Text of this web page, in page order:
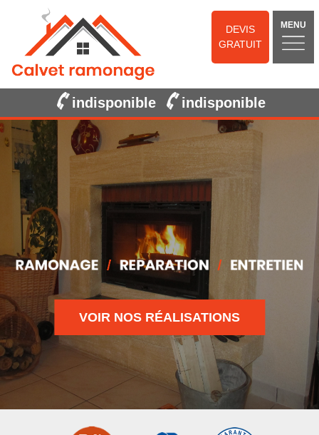
DEVIS
GRATUIT
MENU
indisponible indisponible
VOIR NOS RÉALISATIONS